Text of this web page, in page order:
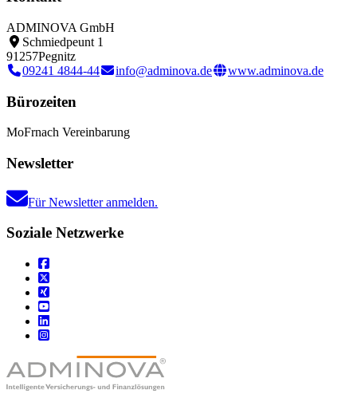
ADMINOVA GmbH
Schmiedpeunt 1
91257Pegnitz
09241 4844-44
info@adminova.de www.adminova.de
Bürozeiten
MoFrnach Vereinbarung
Newsletter
Für Newsletter anmelden.
Soziale Netzwerke